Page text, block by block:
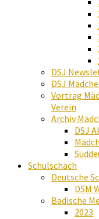
DSJ
DSJ
Vortrag
Verein
Archiv
DSJ
Schulschach
Deutsche
DSM
Badische
2023